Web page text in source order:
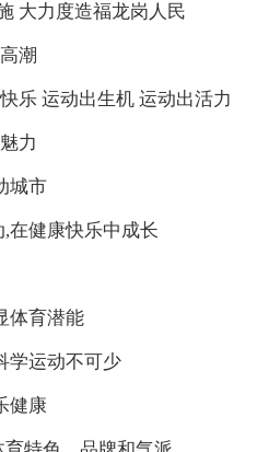
大力度造福龙岗人民
潮
乐 运动出生机 运动出活力
力
城市
在健康快乐中成长
体育潜能
学运动不可少
健康